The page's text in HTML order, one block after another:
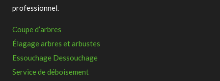
professionnel.
Coupe d’arbres
Élagage arbres et arbustes
Essouchage Dessouchage
Service de déboisement